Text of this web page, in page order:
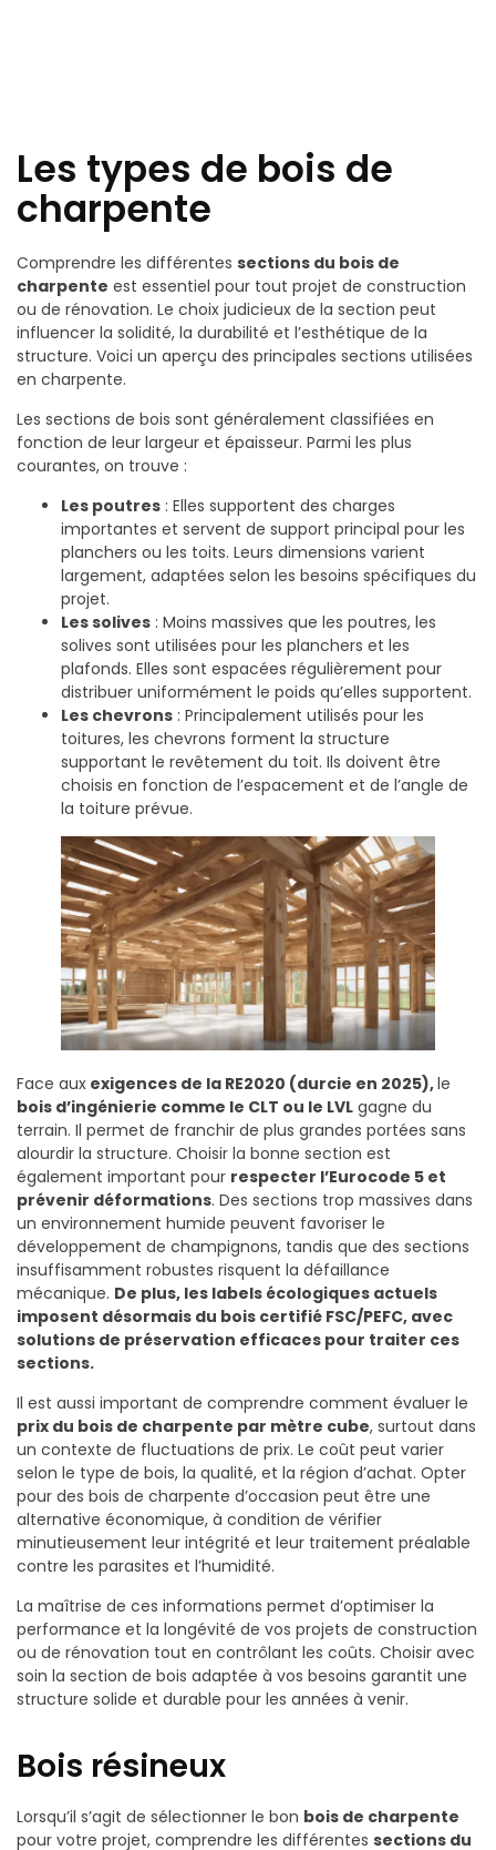
Les types de bois de
charpente
Comprendre les différentes sections du bois de
charpente est essentiel pour tout projet de construction
ou de rénovation. Le choix judicieux de la section peut
influencer la solidité, la durabilité et l’esthétique de la
structure. Voici un aperçu des principales sections utilisées
en charpente.
Les sections de bois sont généralement classifiées en
fonction de leur largeur et épaisseur. Parmi les plus
courantes, on trouve :
Les poutres : Elles supportent des charges
importantes et servent de support principal pour les
planchers ou les toits. Leurs dimensions varient
largement, adaptées selon les besoins spécifiques du
projet.
Les solives : Moins massives que les poutres, les
solives sont utilisées pour les planchers et les
plafonds. Elles sont espacées régulièrement pour
distribuer uniformément le poids qu’elles supportent.
Les chevrons : Principalement utilisés pour les
toitures, les chevrons forment la structure
supportant le revêtement du toit. Ils doivent être
choisis en fonction de l’espacement et de l’angle de
la toiture prévue.
Face aux exigences de la RE2020 (durcie en 2025),le
bois d’ingénierie comme le CLT ou le LVL gagne du
terrain. Il permet de franchir de plus grandes portées sans
alourdir la structure. Choisir la bonne section est
également important pour respecter l’Eurocode 5 et
prévenir déformations. Des sections trop massives dans
un environnement humide peuvent favoriser le
développement de champignons, tandis que des sections
insuffisamment robustes risquent la défaillance
mécanique. De plus, les labels écologiques actuels
imposent désormais du bois certifié FSC/PEFC, avec
solutions de préservation efficaces pour traiter ces
sections.
Il est aussi important de comprendre comment évaluer le
prix du bois de charpente par mètre cube, surtout dans
un contexte de fluctuations de prix. Le coût peut varier
selon le type de bois, la qualité, et la région d’achat. Opter
pour des bois de charpente d’occasion peut être une
alternative économique, à condition de vérifier
minutieusement leur intégrité et leur traitement préalable
contre les parasites et l’humidité.
La maîtrise de ces informations permet d’optimiser la
performance et la longévité de vos projets de construction
ou de rénovation tout en contrôlant les coûts. Choisir avec
soin la section de bois adaptée à vos besoins garantit une
structure solide et durable pour les années à venir.
Bois résineux
Lorsqu’il s’agit de sélectionner le bon bois de charpente
pour votre projet, comprendre les différentes sections du